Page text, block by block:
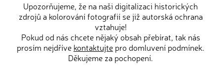
Upozorňujeme, že na naši digitalizaci historických
zdrojů a kolorování fotografií se již autorská ochrana
vztahuje!
Pokud od nás chcete nějaký obsah přebírat, tak nás
prosím nejdříve kontaktujte pro domluvení podmínek.
Děkujeme za pochopení.